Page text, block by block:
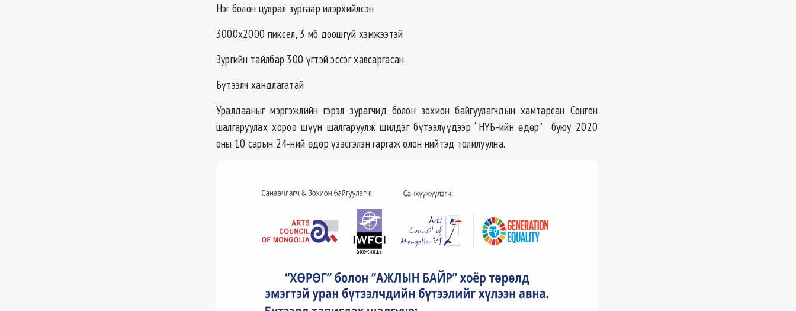
Нэг болон цуврал зургаар илэрхийлсэн
3000х2000 пиксел, 3 мб доошгүй хэмжээтэй
Зургийн тайлбар 300 үгтэй эссэг хавсаргасан
Бүтээлч хандлагатай
Уралдааныг мэргэжлийн гэрэл зурагчид болон зохион байгуулагчдын хамтарсан Сонгон
шалгаруулах хороо шүүн шалгаруулж шилдэг бүтээлүүдээр “НҮБ-ийн өдөр” буюу 2020
оны 10 сарын 24-ний өдөр үзэсгэлэн гаргаж олон нийтэд толилуулна.